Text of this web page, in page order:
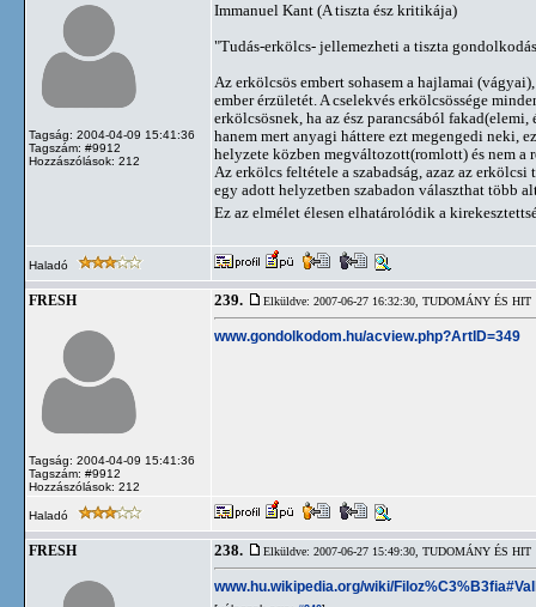
Tagság: 2004-04-09 15:41:36
Tagszám: #9912
Hozzászólások: 212
Immanuel Kant (A tiszta ész kritikája)
"Tudás-erkölcs- jellemezheti a tiszta
Az erkölcsös embert sohasem a hajlamai
ember érzületét. A cselekvés erkölcsössége
erkölcsösnek, ha az ész parancsából
hanem mert anyagi háttere ezt megengedi neki,
helyzete közben megváltozott(romlott) és nem a
Az erkölcs feltétele a szabadság, azaz az
egy adott helyzetben szabadon választhat több
Ez az elmélet élesen elhatárolódik a
Haladó
FRESH
Tagság: 2004-04-09 15:41:36
Tagszám: #9912
Hozzászólások: 212
239. Elküldve: 2007-06-27 16:32:30, TUDOMÁNY ÉS HIT
www.gondolkodom.hu/acview.php?ArtID=349
Haladó
FRESH 238. Elküldve: 2007-06-27 15:49:30, TUDOMÁNY ÉS HIT
www.hu.wikipedia.org/wiki/